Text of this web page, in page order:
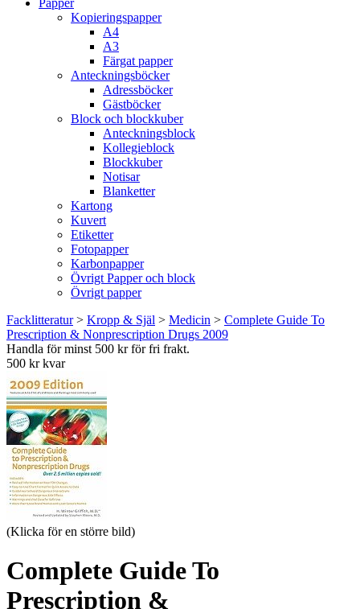
Papper
Kopieringspapper
A4
A3
Färgat papper
Anteckningsböcker
Adressböcker
Gästböcker
Block och blockkuber
Anteckningsblock
Kollegieblock
Blockkuber
Notisar
Blanketter
Kartong
Kuvert
Etiketter
Fotopapper
Karbonpapper
Övrigt Papper och block
Övrigt papper
Facklitteratur> Kropp & Själ > Medicin > Complete Guide To
Prescription & Nonprescription Drugs 2009
Handla för minst 500 kr för fri frakt.
500 kr kvar
(Klicka för en större bild)
Complete Guide To
Prescription &